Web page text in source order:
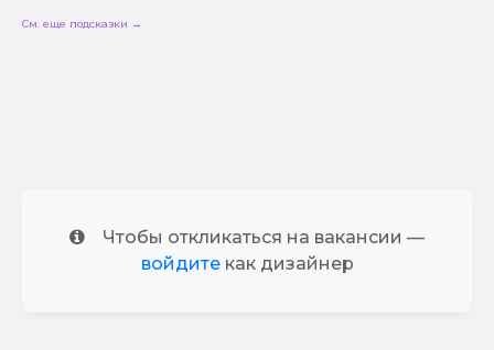
См. еще подсказки →
Чтобы откликаться на вакансии —
войдитекак дизайнер